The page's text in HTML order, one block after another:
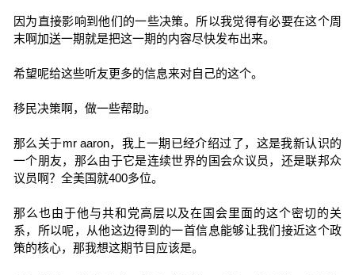
因为直接影响到他们的一些决策。所以我觉得有必要在这个周
末啊加送一期就是把这一期的内容尽快发布出来。
希望呢给这些听友更多的信息来对自己的这个。
移民决策啊，做一些帮助。
那么关于mr aaron，我上一期已经介绍过了，这是我新认识的
一个朋友，那么由于它是连续世界的国会众议员，还是联邦众
议员啊？全美国就400多位。
那么也由于他与共和党高层以及在国会里面的这个密切的关
系，所以呢，从他这边得到的一首信息能够让我们接近这个政
策的核心，那我想这期节目应该是。